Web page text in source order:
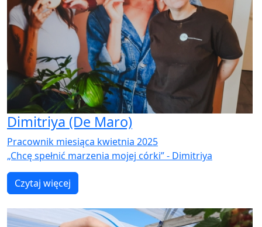
Dimitriya (De Maro)
Pracownik miesiąca kwietnia 2025
„Chcę spełnić marzenia mojej córki” - Dimitriya
Czytaj więcej